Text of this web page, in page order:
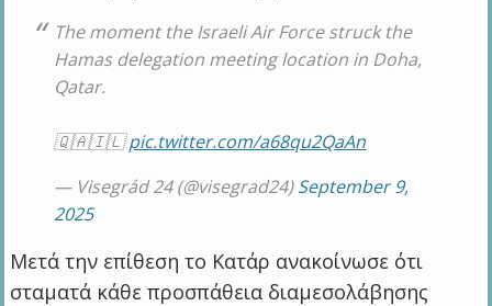
The moment the Israeli Air Force struck the
Hamas delegation meeting location in Doha,
Qatar.
🇶🇦🇮🇱pic.twitter.com/a68qu2QaAn
— Visegrád 24 (@visegrad24)September 9,
2025
Μετά την επίθεση το Κατάρ ανακοίνωσε ότι
σταματά κάθε προσπάθεια διαμεσολάβησης